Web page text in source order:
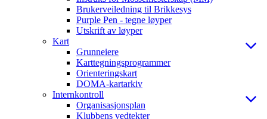
Brukerveiledning til Brikkesys
Purple Pen - tegne løyper
Utskrift av løyper
Kart
Grunneiere
Karttegningsprogrammer
Orienteringskart
DOMA-kartarkiv
Internkontroll
Organisasjonsplan
Klubbens vedtekter